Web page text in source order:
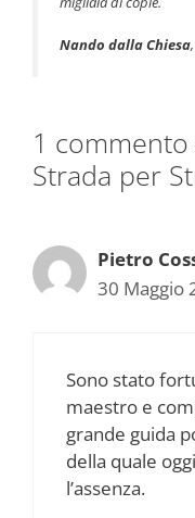
Nando dalla Chiesa
1 commento
Strada per
Pietro
30 Maggio
Sono stato
maestro e
grande guida
della quale
l’assenza.